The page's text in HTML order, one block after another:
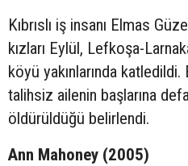
Kıbrıslı iş insanı Elmas
kızları Eylül, Lefkoşa-
köyü yakınlarında katledildi.
talihsiz ailenin başlarına
öldürüldüğü belirlendi.
Ann Mahoney (2005)